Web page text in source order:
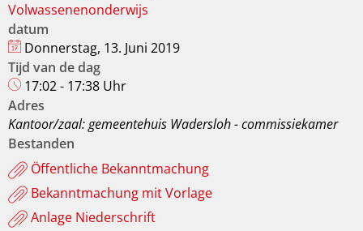
Volwassenenonderwijs
datum
Donnerstag, 13. Juni 2019
Tijd van de dag
17:02 - 17:38 Uhr
Adres
Kantoor/zaal: gemeentehuis Wadersloh - commissiekamer
Bestanden
Öffentliche Bekanntmachung
Bekanntmachung mit Vorlage
Anlage Niederschrift